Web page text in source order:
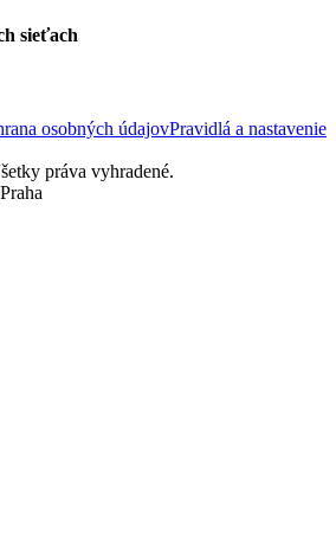
sieťach
osobných údajovPravidlá a nastavenie
práva vyhradené.